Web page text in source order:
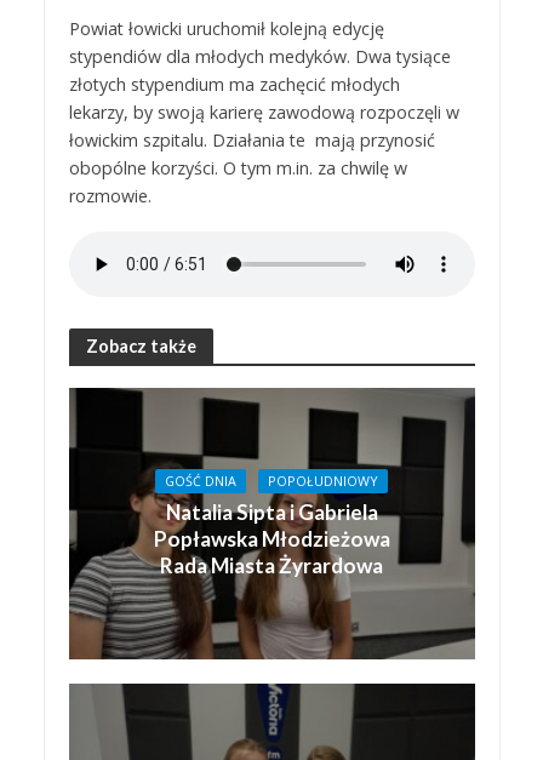
Powiat łowicki uruchomił kolejną edycję
stypendiów dla młodych medyków. Dwa tysiące
złotych stypendium ma zachęcić młodych
lekarzy, by swoją karierę zawodową rozpoczęli w
łowickim szpitalu. Działania te mają przynosić
obopólne korzyści. O tym m.in. za chwilę w
rozmowie.
Zobacz także
GOŚĆ DNIA POPOŁUDNIOWY
Natalia Sipta i Gabriela
Popławska Młodzieżowa
Rada Miasta Żyrardowa